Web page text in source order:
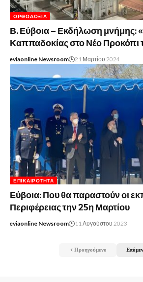
ΟΡΘΟΔΟΞΊΑ
Β. Εύβοια – Εκδήλωση μνήμης:
Καππαδοκίας στο Νέο Προκόπι
eviaonline Newsroom 21 Μαρτίου 2024
ΕΠΙΚΑΙΡΌΤΗΤΑ
Εύβοια: Που θα παραστούν οι
Περιφέρειας την 25η Μαρτίου
eviaonline Newsroom 11 Αυγούστου 2023
Προηγούμενο